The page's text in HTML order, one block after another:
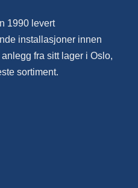
1990 levert
installasjoner innen
fra sitt lager i Oslo,
sortiment.